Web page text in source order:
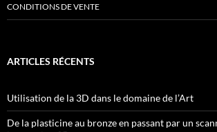
CONDITIONS DE VENTE
ARTICLES RÉCENTS
Utilisation de la 3D dans le domaine de l’Art
De la plasticine au bronze en passant par un